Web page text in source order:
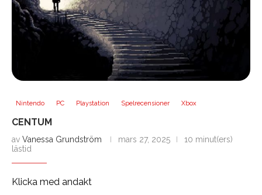
Nintendo PC Playstation Spelrecensioner Xbox
CENTUM
av Vanessa Grundström mars 27, 2025
10 minut(ers)
lästid
Klicka med andakt